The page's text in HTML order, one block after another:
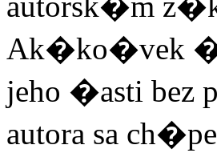
Ak�ko�vek
jeho �asti bez
autora sa